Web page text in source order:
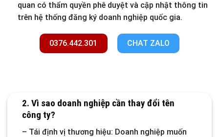
quan có thẩm quyền phê duyệt và cập nhật thông tin
trên hệ thống đăng ký doanh nghiệp quốc gia.
0376.442.301 CHAT ZALO
2. Vì sao doanh nghiệp cần thay đổi tên
công ty?
– Tái định vị thương hiệu: Doanh nghiệp muốn